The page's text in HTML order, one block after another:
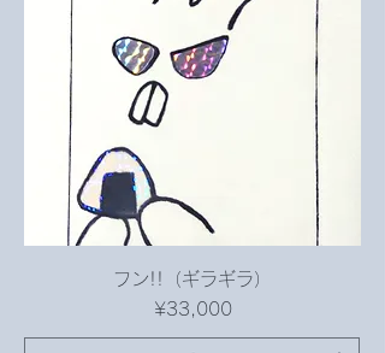
フン!!（ギラギラ）
Price
¥33,000